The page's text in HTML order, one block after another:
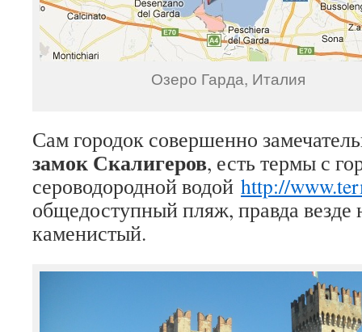
Озеро Гарда, Италия
Сам городок совершенно
замок Скалигеров, есть термы с
сероводородной водой http://
общедоступный пляж, правда везде
каменистый.